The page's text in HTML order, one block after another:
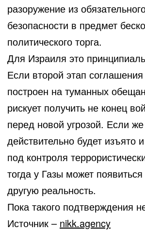
разоружение из
безопасности в предмет
политического торга.
Для Израиля это
Если второй этап соглашения
построен на туманных
рискует получить не конец
перед новой угрозой. Если
действительно будет изъято
под контроля
тогда у Газы может
другую реальность.
Пока такого подтверждения
Источник – nikk.agency